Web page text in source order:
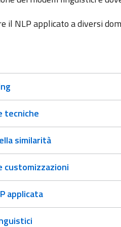
il NLP applicato a diversi
tecniche
similarità
customizzazioni
applicata